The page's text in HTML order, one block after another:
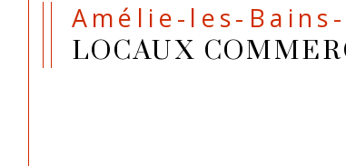
Amélie-les-
LOCAUX